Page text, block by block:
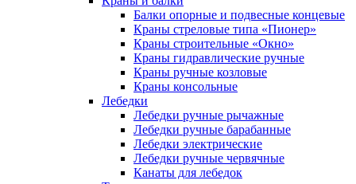
Балки опорные и подвесные концевые
Краны стреловые типа «Пионер»
Краны строительные «Окно»
Краны гидравлические ручные
Краны ручные козловые
Краны консольные
Лебедки
Лебедки ручные рычажные
Лебедки ручные барабанные
Лебедки электрические
Лебедки ручные червячные
Канаты для лебедок